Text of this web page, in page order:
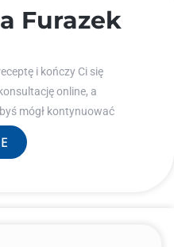
Furazek
i kończy Ci się
online, a
mógł kontynuować